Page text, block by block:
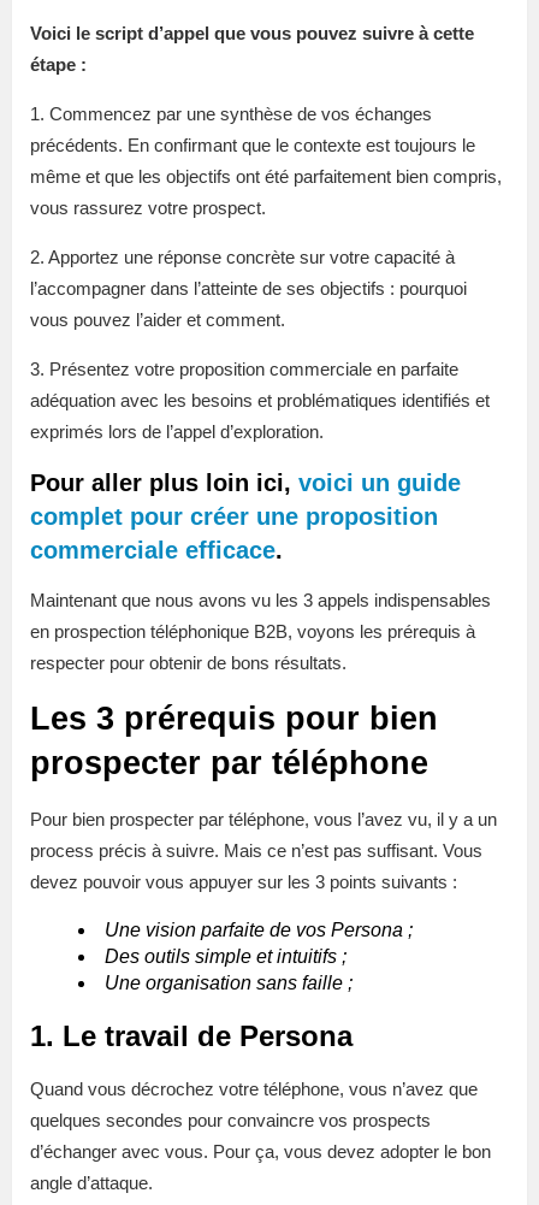
Voici le script d’appel que vous pouvez suivre à cette
étape :
1. Commencez par une synthèse de vos échanges
précédents. En confirmant que le contexte est toujours le
même et que les objectifs ont été parfaitement bien compris,
vous rassurez votre prospect.
2. Apportez une réponse concrète sur votre capacité à
l’accompagner dans l’atteinte de ses objectifs : pourquoi
vous pouvez l’aider et comment.
3. Présentez votre proposition commerciale en parfaite
adéquation avec les besoins et problématiques identifiés et
exprimés lors de l’appel d’exploration.
Pour aller plus loin ici, voici un guide
complet pour créer une proposition
commerciale efficace.
Maintenant que nous avons vu les 3 appels indispensables
en prospection téléphonique B2B, voyons les prérequis à
respecter pour obtenir de bons résultats.
Les 3 prérequis pour bien
prospecter par téléphone
Pour bien prospecter par téléphone, vous l’avez vu, il y a un
process précis à suivre. Mais ce n’est pas suffisant. Vous
devez pouvoir vous appuyer sur les 3 points suivants :
Une vision parfaite de vos Persona ;
Des outils simple et intuitifs ;
Une organisation sans faille ;
1. Le travail de Persona
Quand vous décrochez votre téléphone, vous n’avez que
quelques secondes pour convaincre vos prospects
d’échanger avec vous. Pour ça, vous devez adopter le bon
angle d’attaque.